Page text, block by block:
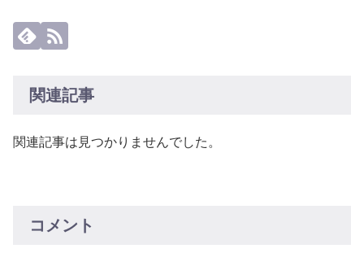
関連記事
関連記事は見つかりませんでした。
コメント